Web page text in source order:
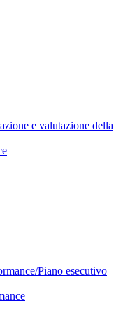
e valutazione della
Piano esecutivo